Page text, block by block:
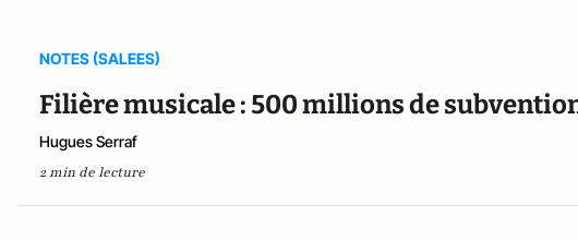
NOTES (SALEES)
Filière musicale : 500 millions de
Hugues Serraf
2 min de lecture